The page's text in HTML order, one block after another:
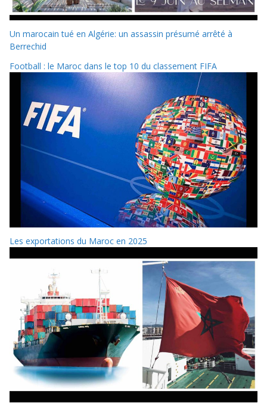
Un marocain tué en Algérie: un assassin présumé arrêté à
Berrechid
Football : le Maroc dans le top 10 du classement FIFA
Les exportations du Maroc en 2025